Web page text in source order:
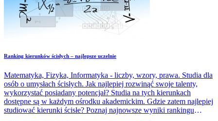
Ranking kierunków ścisłych – najlepsze uczelnie
Matematyka, Fizyka, Informatyka - liczby, wzory, prawa. Studia dla
osób o umysłach ścisłych. Jak najlepiej rozwinąć swoje talenty,
wykorzystać posiadany potencjał? Studia na tych kierunkach
dostępne są w każdym ośrodku akademickim. Gdzie zatem najlepiej
studiować kierunki ścisłe? Poznaj najnowsze wyniki rankingu